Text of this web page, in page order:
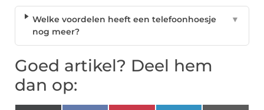
Welke voordelen heeft een telefoonhoesje
nog meer?
▼
Goed artikel? Deel hem
dan op: